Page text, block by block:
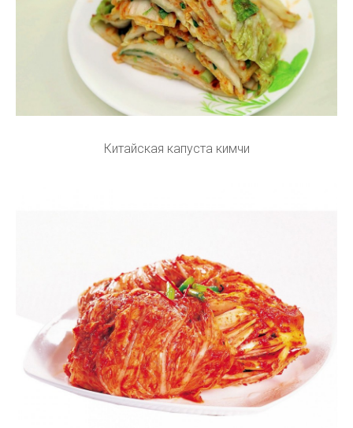
Китайская капуста кимчи